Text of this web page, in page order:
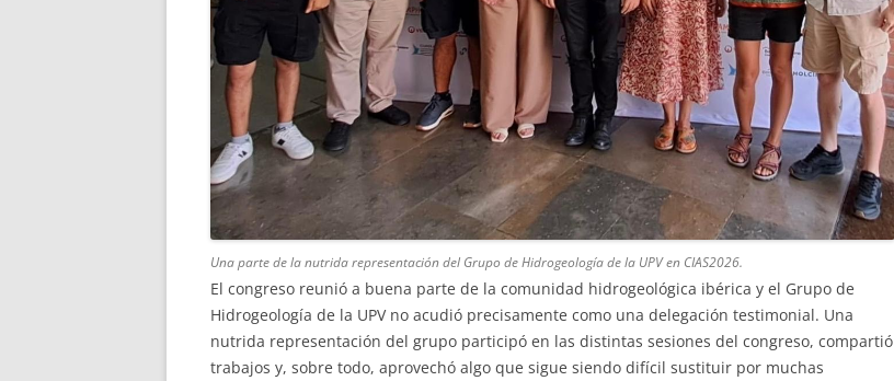
Una parte de la nutrida representación del Grupo de Hidrogeología de la UPV en CIAS2026.
El congreso reunió a buena parte de la comunidad hidrogeológica ibérica y el Grupo de
Hidrogeología de la UPV no acudió precisamente como una delegación testimonial. Una
nutrida representación del grupo participó en las distintas sesiones del congreso, compartió
trabajos y, sobre todo, aprovechó algo que sigue siendo difícil sustituir por muchas